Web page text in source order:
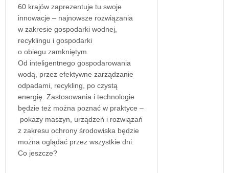
60 krajów zaprezentuje tu swoje
innowacje – najnowsze rozwiązania
w zakresie gospodarki wodnej,
recyklingu i gospodarki
o obiegu zamkniętym.
Od inteligentnego gospodarowania
wodą, przez efektywne zarządzanie
odpadami, recykling, po czystą
energię. Zastosowania i technologie
będzie też można poznać w praktyce –
pokazy maszyn, urządzeń i rozwiązań
z zakresu ochrony środowiska będzie
można oglądać przez wszystkie dni.
Co jeszcze?